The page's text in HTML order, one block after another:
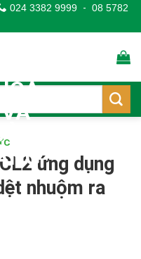
024 3382 9999 - 08 5782
ứng dụng
nhuộm ra